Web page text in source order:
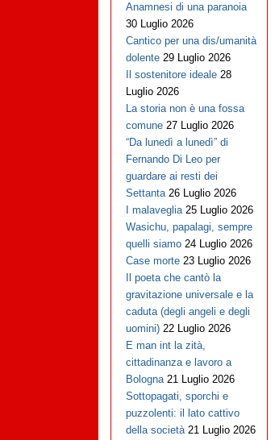
Anamnesi di una paranoia
30 Luglio 2026
Cantico per una dis/umanità
dolente 29 Luglio 2026
Il sostenitore ideale 28
Luglio 2026
La storia non è una fossa
comune 27 Luglio 2026
“Da lunedì a lunedì” di
Fernando Di Leo per
guardare ai resti dei
Settanta 26 Luglio 2026
I malaveglia 25 Luglio 2026
Wasichu, papalagi, sempre
quelli siamo 24 Luglio 2026
Case morte 23 Luglio 2026
Il poeta che cantò la
gravitazione universale e la
caduta (degli angeli e degli
uomini) 22 Luglio 2026
E man int la zità,
cittadinanza e lavoro a
Bologna 21 Luglio 2026
Sottopagati, sporchi e
puzzolenti: il lato cattivo
della società 21 Luglio 2026